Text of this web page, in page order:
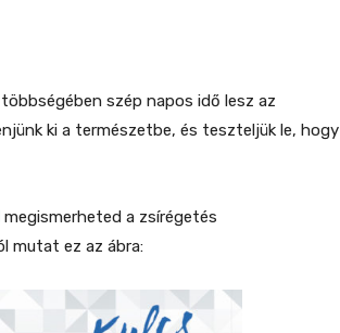
többségében szép napos idő lesz az
ki a természetbe, és teszteljük le, hogy
megismerheted a zsírégetés
mutat ez az ábra: